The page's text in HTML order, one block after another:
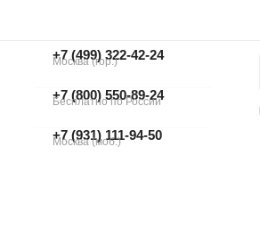
+7 (499) 322-42-24
Москва (гор.)
+7 (800) 550-89-24
Бесплатно по России
+7 (931) 111-94-50
Москва (моб.)
ЗАКАЗАТЬ ЗВОНОК